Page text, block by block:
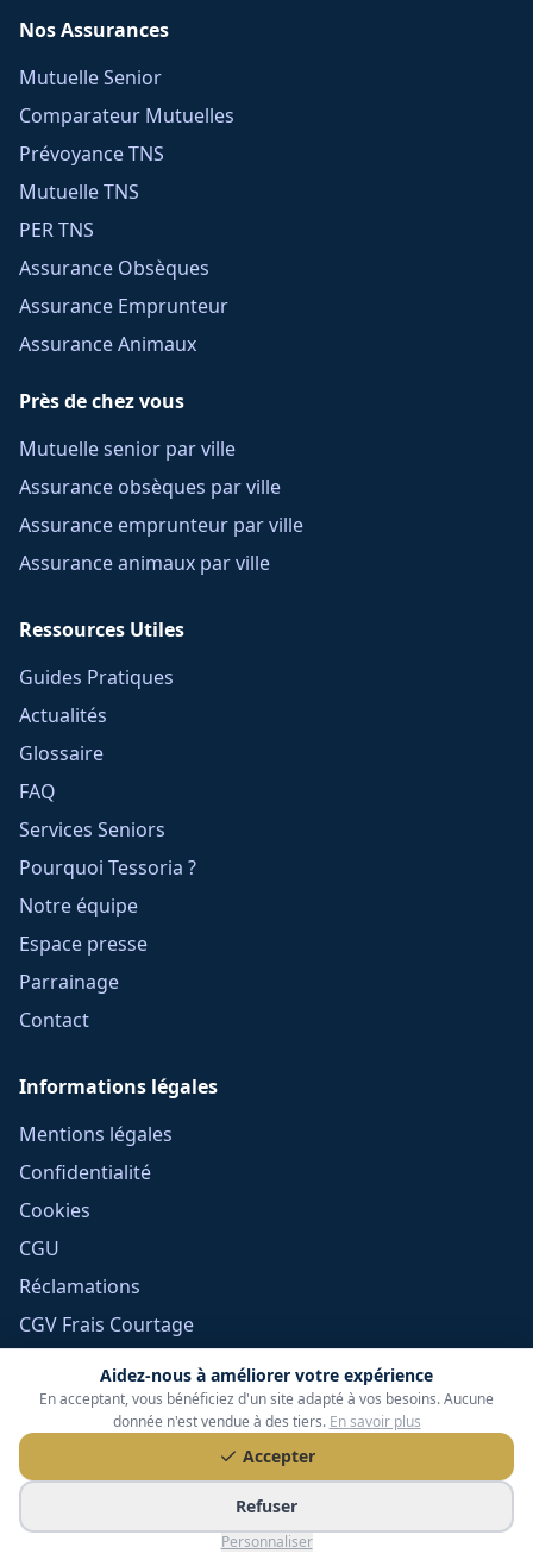
Aidez-nous à améliorer votre expérience
En acceptant, vous bénéficiez d'un site adapté à vos besoins. Aucune
donnée n'est vendue à des tiers. En savoir plus
Accepter
Refuser
Personnaliser
Nos Assurances
Mutuelle Senior
Comparateur Mutuelles
Prévoyance TNS
Mutuelle TNS
PER TNS
Assurance Obsèques
Assurance Emprunteur
Assurance Animaux
Près de chez vous
Mutuelle senior par ville
Assurance obsèques par ville
Assurance emprunteur par ville
Assurance animaux par ville
Ressources Utiles
Guides Pratiques
Actualités
Glossaire
FAQ
Services Seniors
Pourquoi Tessoria ?
Notre équipe
Espace presse
Parrainage
Contact
Informations légales
Mentions légales
Confidentialité
Cookies
CGU
Réclamations
CGV Frais Courtage
Méthodologie
Devoir de conseil
Politique éditoriale
Gérer mes cookies